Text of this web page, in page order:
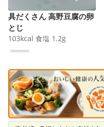
具だくさん 高野豆腐の卵
とじ
103kcal 食塩 1.2g